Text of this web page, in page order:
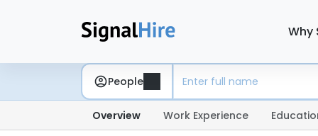
Why
People
Overview Work Experience